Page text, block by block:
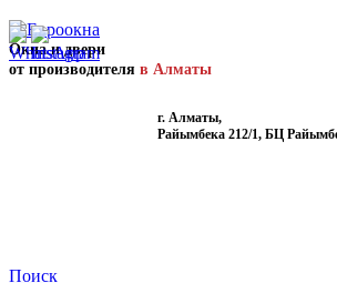
Окна и двери
от производителя в Алматы
г. Алматы,
Райымбека 212/1, БЦ
Поиск